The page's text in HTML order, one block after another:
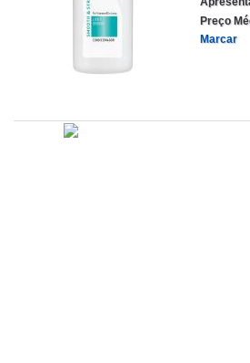
Preço
Marcar